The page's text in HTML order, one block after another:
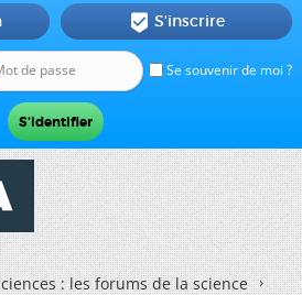
Se souvenir de moi ?
 S'inscrire
: les forums de la science